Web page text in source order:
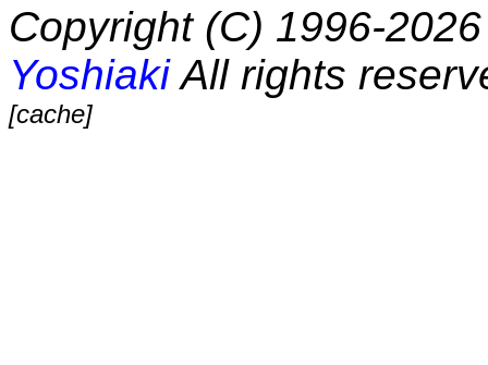
Copyright (C) 1996-
YoshiakiAll rights
[cache]